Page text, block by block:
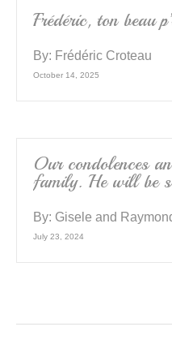
Frédéric, ton beau
By: Frédéric Croteau
October 14, 2025
Our condolences
family. He will be
By: Gisele and
July 23, 2024